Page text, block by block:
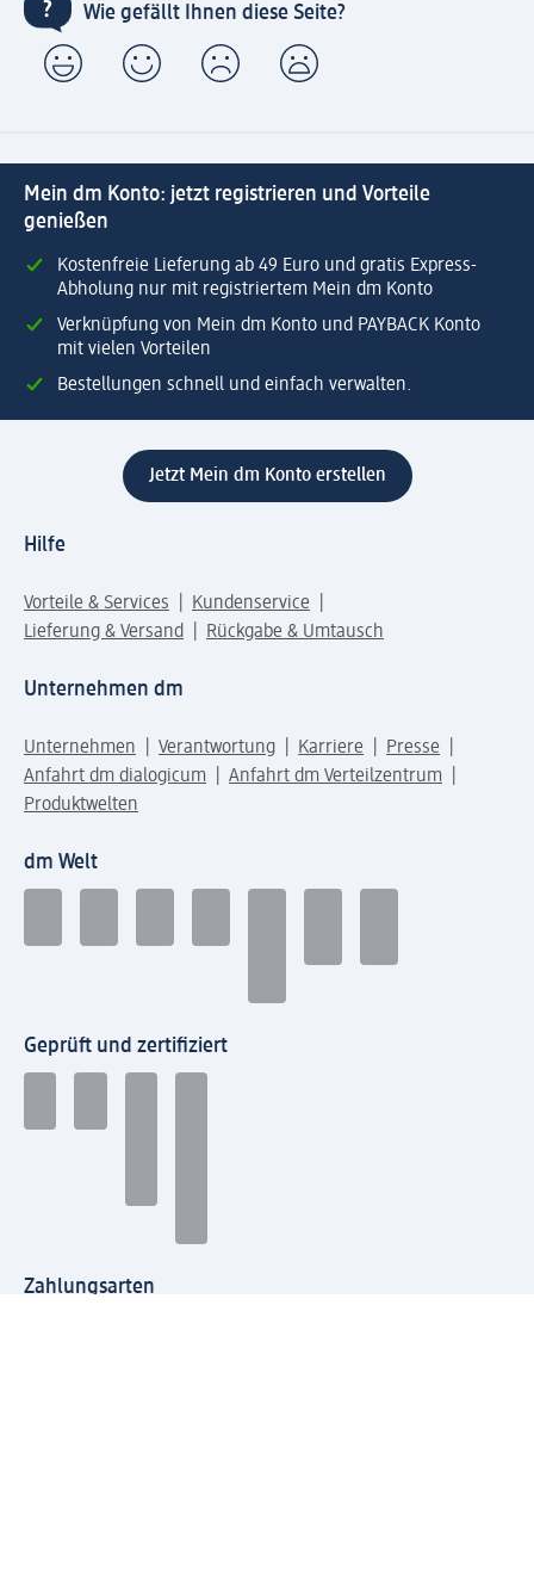
Wie gefällt Ihnen diese Seite?
Mein dm Konto: jetzt registrieren und Vorteile
genießen
Kostenfreie Lieferung ab 49 Euro und gratis Express-
Abholung nur mit registriertem Mein dm Konto
Verknüpfung von Mein dm Konto und PAYBACK Konto
mit vielen Vorteilen
Bestellungen schnell und einfach verwalten.
Jetzt Mein dm Konto erstellen
Hilfe
Vorteile & Services
Kundenservice
Lieferung & Versand
Rückgabe & Umtausch
Unternehmen dm
Unternehmen Verantwortung Karriere
Presse
Anfahrt dm dialogicum
Anfahrt dm Verteilzentrum
Produktwelten
dm Welt
Geprüft und zertifiziert
Zahlungsarten